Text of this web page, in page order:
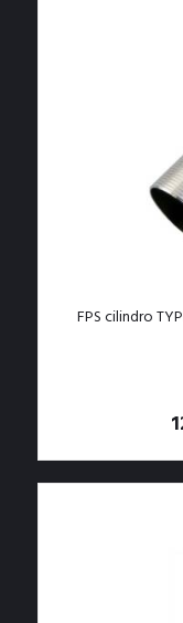
FPS cilindro